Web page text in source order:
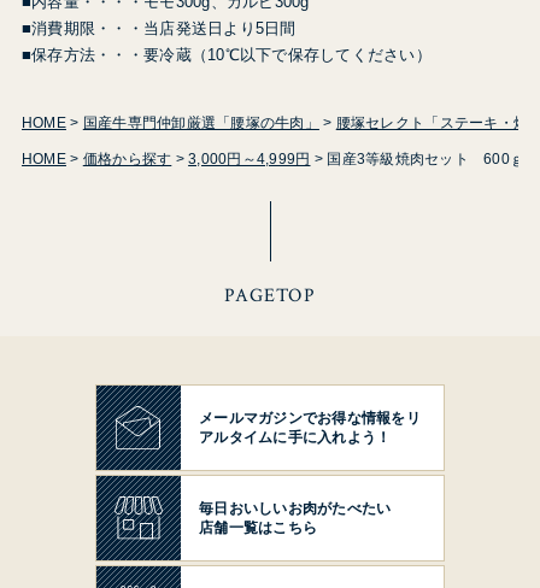
■消費期限・・・当店発送日より5日間
■保存方法・・・要冷蔵（10℃以下で保存してください）
HOME 国産牛専門仲卸厳選「腰塚の牛肉」 腰塚セレクト「ステーキ・焼
HOME 価格から探す 3,000円～4,999円 国産3等級焼肉セット 600ｇ
PAGETOP
メールマガジンでお得な情報を リ
アルタイムに手に入れよう！
毎日おいしいお肉がたべたい
店舗一覧はこちら